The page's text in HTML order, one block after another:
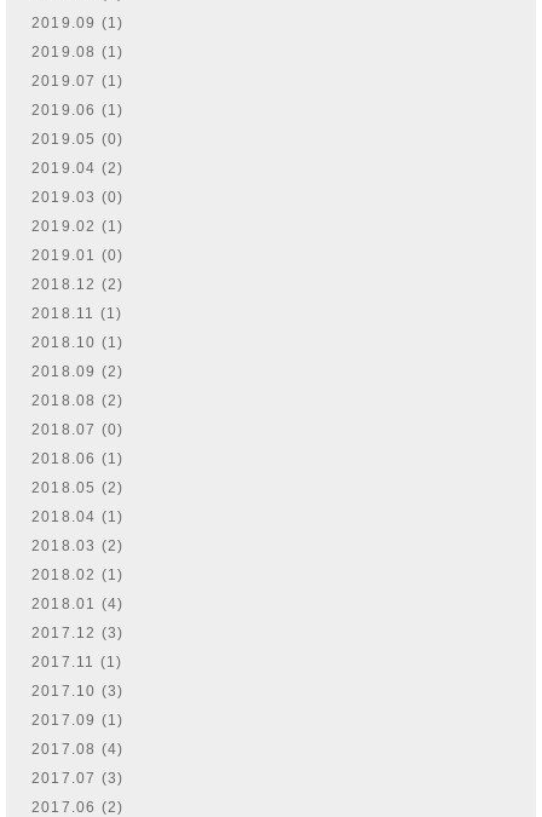
2019.09 (1)
2019.08 (1)
2019.07 (1)
2019.06 (1)
2019.05 (0)
2019.04 (2)
2019.03 (0)
2019.02 (1)
2019.01 (0)
2018.12 (2)
2018.11 (1)
2018.10 (1)
2018.09 (2)
2018.08 (2)
2018.07 (0)
2018.06 (1)
2018.05 (2)
2018.04 (1)
2018.03 (2)
2018.02 (1)
2018.01 (4)
2017.12 (3)
2017.11 (1)
2017.10 (3)
2017.09 (1)
2017.08 (4)
2017.07 (3)
2017.06 (2)